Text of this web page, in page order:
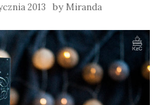
2013 by Miranda